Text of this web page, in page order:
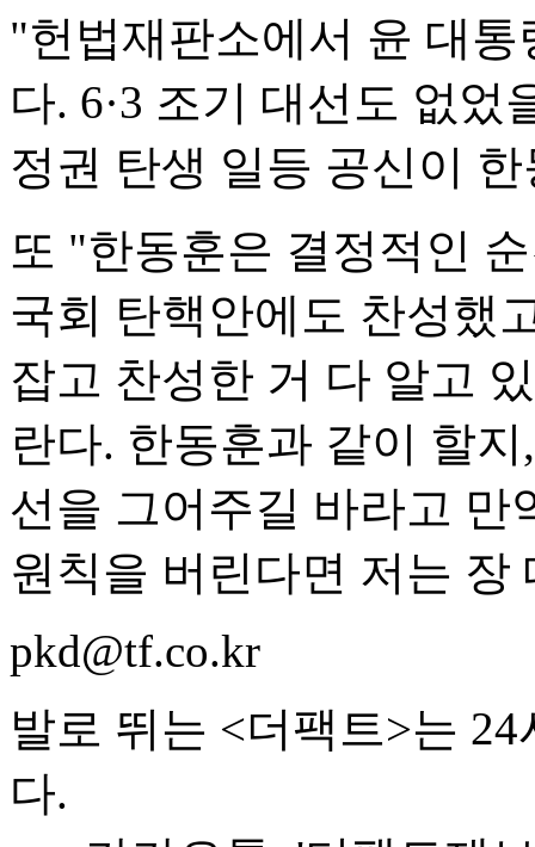
"헌법재판소에서 윤 대
다. 6·3 조기 대선도 없
정권 탄생 일등 공신이
또 "한동훈은 결정적인
국회 탄핵안에도 찬성했
잡고 찬성한 거 다 알고
란다. 한동훈과 같이 할
선을 그어주길 바라고 만
원칙을 버린다면 저는
pkd@tf.co.kr
발로 뛰는 <더팩트>는
다.